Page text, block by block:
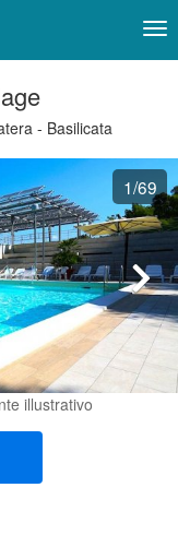
- Basilicata
1/69
illustrativo